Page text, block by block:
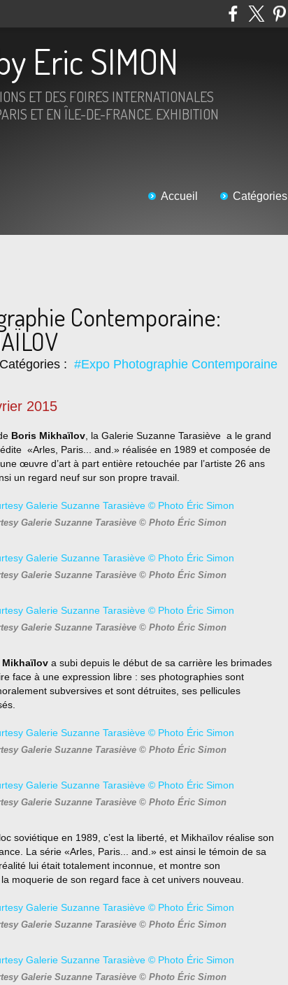
Eric SIMON
ET DES FOIRES INTERNATIONALES
ET EN ÎLE-DE-FRANCE. EXHIBITION
Accueil Catégories
Contemporaine:
: #Expo Photographie Contemporaine
2015
Boris Mikhaïlov , la Galerie Suzanne Tarasiève a le grand
«Arles, Paris ... and.» réalisée en 1989 et composée de
œuvre d’art à part entière retouchée par l’artiste 26 ans
un regard neuf sur son propre travail.
Galerie Suzanne Tarasiève © Photo Éric Simon
Galerie Suzanne Tarasiève © Photo Éric Simon
Galerie Suzanne Tarasiève © Photo Éric Simon
Mikhaïlov a subi depuis le début de sa carrière les brimades
face à une expression libre : ses photographies sont
subversives et sont détruites, ses pellicules
Galerie Suzanne Tarasiève © Photo Éric Simon
Galerie Suzanne Tarasiève © Photo Éric Simon
soviétique en 1989, c’est la liberté, et Mikhaïlov réalise son
La série «Arles, Paris... and.» est ainsi le témoin de sa
lui était totalement inconnue, et montre son
moquerie de son regard face à cet univers nouveau.
Galerie Suzanne Tarasiève © Photo Éric Simon
Galerie Suzanne Tarasiève © Photo Éric Simon